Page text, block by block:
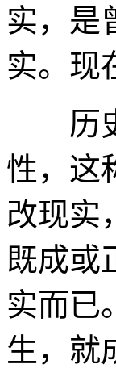
实，是
实。现
历史
性，这
改现实
既成或
实而已
生，就